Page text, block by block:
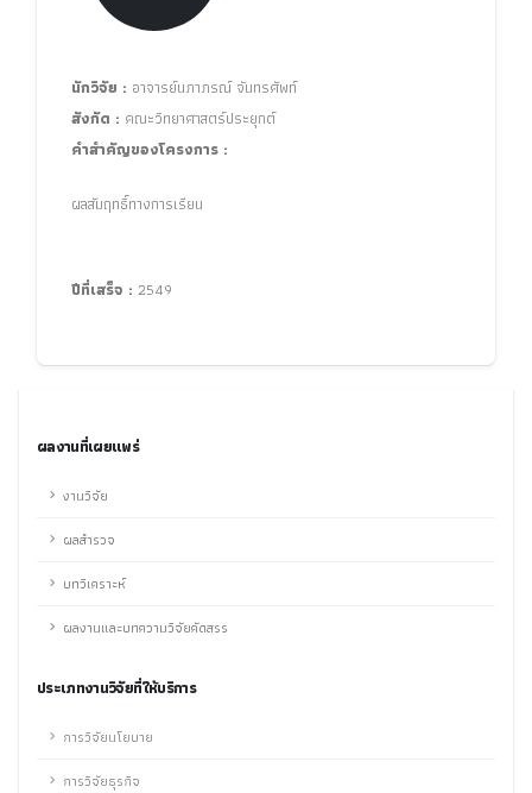
นักวิจัย : อาจารย์นภาภรณ์ จันทรศัพท์
สังกัด : คณะวิทยาศาสตร์ประยุกต์
คำสำคัญของโครงการ :
ผลสัมฤทธิ์ทางการเรียน
ปีที่เสร็จ : 2549
ผลงานที่เผยแพร่
งานวิจัย
ผลสำรวจ
บทวิเคราะห์
ผลงานและบทความวิจัยคัดสรร
ประเภทงานวิจัยที่ให้บริการ
การวิจัยนโยบาย
การวิจัยธุรกิจ